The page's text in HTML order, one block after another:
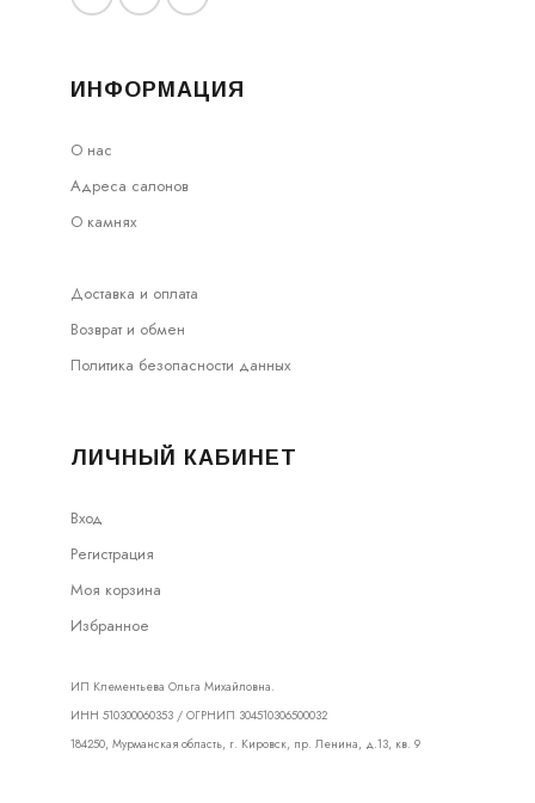
ИНФОРМАЦИЯ
О нас
Адреса салонов
О камнях
Доставка и оплата
Возврат и обмен
Политика безопасности данных
ЛИЧНЫЙ КАБИНЕТ
Вход
Регистрация
Моя корзина
Избранное
ИП Клементьева Ольга Михайловна.
ИНН 510300060353 / ОГРНИП 304510306500032
184250, Мурманская область, г. Кировск, пр. Ленина, д.13, кв. 9